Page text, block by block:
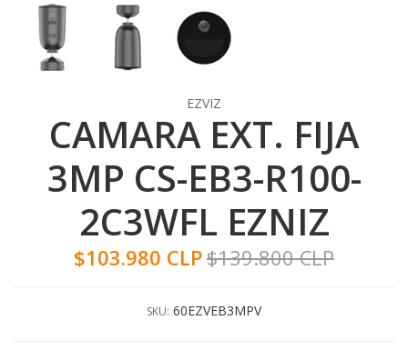
EZVIZ
CAMARA EXT. FIJA
3MP CS-EB3-R100-
2C3WFL EZNIZ
$103.980 CLP$139.800 CLP
SKU: 60EZVEB3MPV